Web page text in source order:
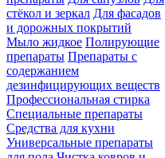
стёкол и зеркал Для фасадов
и дорожных покрытий
Мыло жидкое Полирующие
препараты Препараты с
содержанием
дезинфицирующих веществ
Профессиональная стирка
Специальные препараты
Средства для кухни
Универсальные препараты